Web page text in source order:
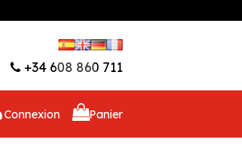
+34 608 860 711
Connexion Panier